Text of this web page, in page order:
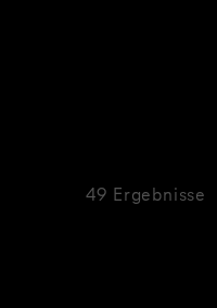
49 Ergebnisse